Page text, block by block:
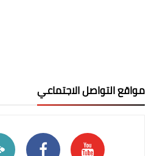
مواقع التواصل الاجتماعي